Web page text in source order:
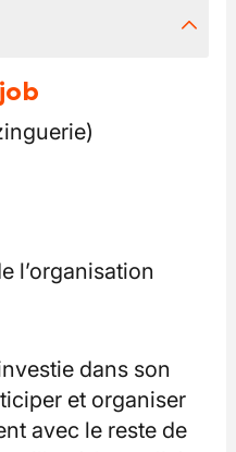
l’organisation
dans son
et organiser
avec le reste de